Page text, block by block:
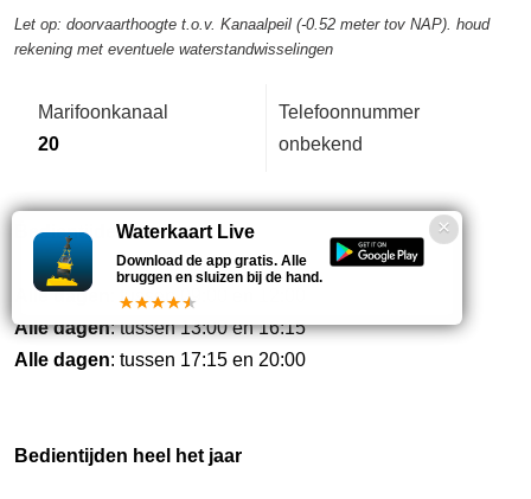
Let op: doorvaarthoogte t.o.v. Kanaalpeil (-0.52 meter tov NAP). houd
rekening met eventuele waterstandwisselingen
Marifoonkanaal
20
Telefoonnummer
onbekend
Bedientijden deze week
Alle dagen
: tussen 09:00 en 12:00
Alle dagen: tussen 13:00 en 16:15
Alle dagen: tussen 17:15 en 20:00
Bedientijden heel het jaar
Waterkaart Live
Download de app gratis. Alle
bruggen en sluizen bij de hand.